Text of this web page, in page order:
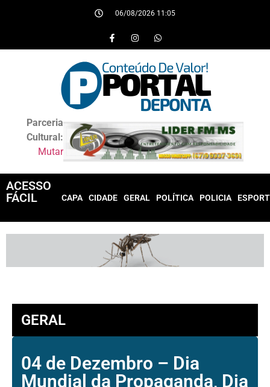
06/08/2026 11:05
Parceria
Cultural:
Mutar
ACESSO
FÁCIL
CAPA CIDADE GERAL POLÍTICA POLICIA
GERAL
04 de Dezembro – Dia
Mundial da Propaganda, Dia